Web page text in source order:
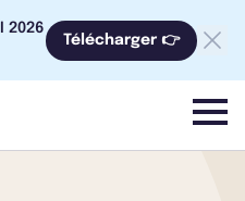
2026
Télécharger 👉
menu